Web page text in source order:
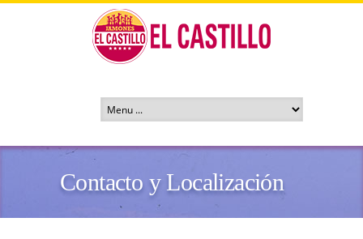
Contacto y Localización